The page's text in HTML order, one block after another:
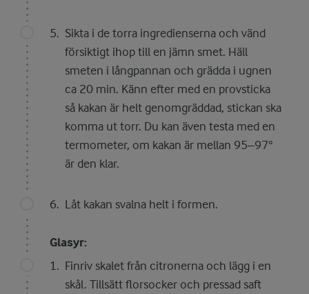
Sikta i de torra ingredienserna och vänd
försiktigt ihop till en jämn smet. Häll
smeten i långpannan och grädda i ugnen
ca 20 min. Känn efter med en provsticka
så kakan är helt genomgräddad, stickan ska
komma ut torr. Du kan även testa med en
termometer, om kakan är mellan 95–97°
är den klar.
Låt kakan svalna helt i formen.
Glasyr:
Finriv skalet från citronerna och lägg i en
skål. Tillsätt florsocker och pressad saft